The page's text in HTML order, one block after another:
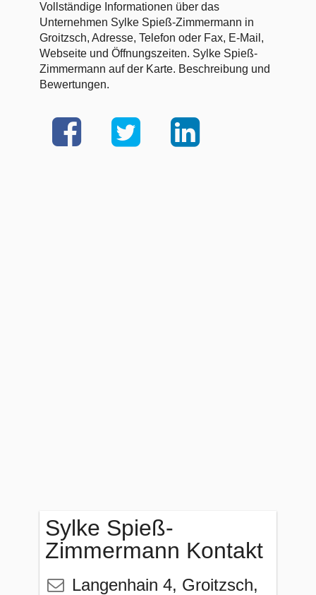
Vollständige Informationen über das
Unternehmen Sylke Spieß-Zimmermann in
Groitzsch, Adresse, Telefon oder Fax, E-Mail,
Webseite und Öffnungszeiten. Sylke Spieß-
Zimmermann auf der Karte. Beschreibung und
Bewertungen.
Sylke Spieß-
Zimmermann Kontakt
Langenhain 4, Groitzsch,